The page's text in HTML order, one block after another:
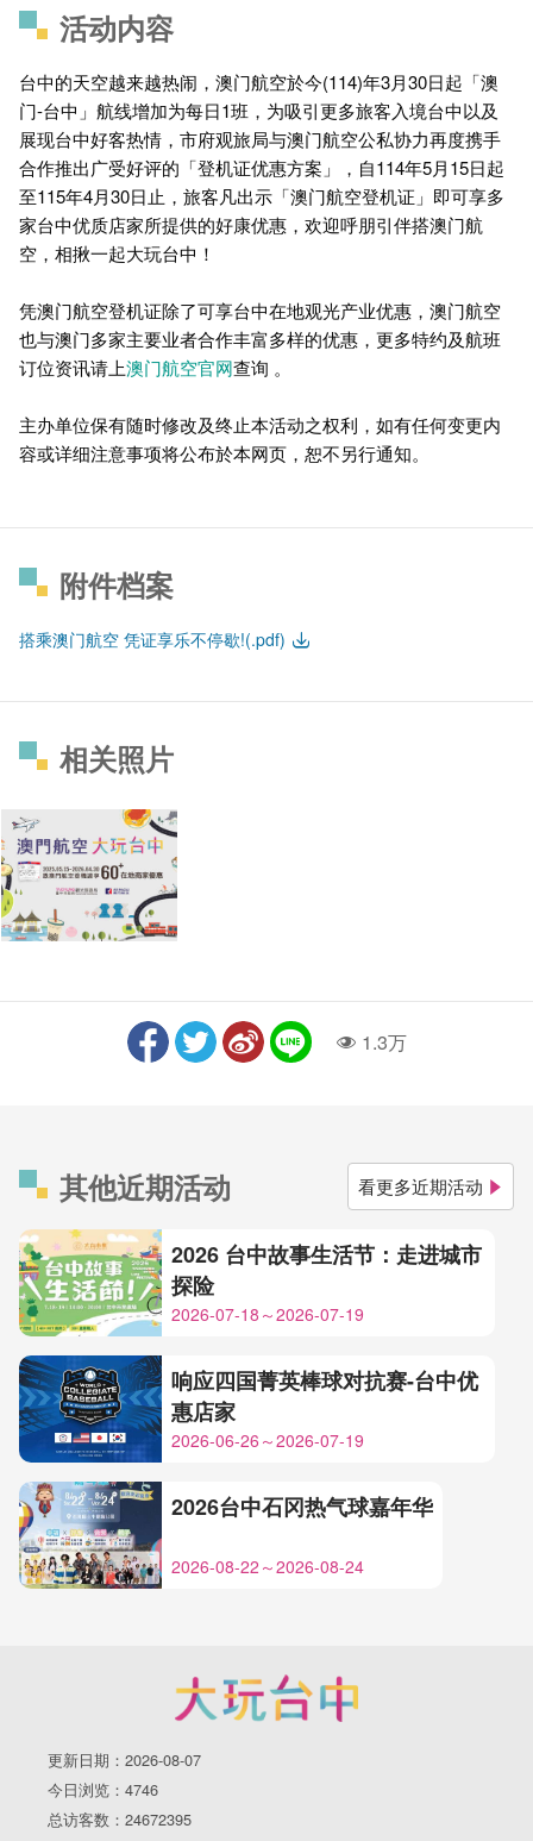
活动内容
台中的天空越来越热闹，澳门航空於今(114)年3月30日起「澳
门-台中」航线增加为每日1班，为吸引更多旅客入境台中以及
展现台中好客热情，市府观旅局与澳门航空公私协力再度携手
合作推出广受好评的「登机证优惠方案」，自114年5月15日起
至115年4月30日止，旅客凡出示「澳门航空登机证」即可享多
家台中优质店家所提供的好康优惠，欢迎呼朋引伴搭澳门航
空，相揪一起大玩台中！
凭澳门航空登机证除了可享台中在地观光产业优惠，澳门航空
也与澳门多家主要业者合作丰富多样的优惠，更多特约及航班
订位资讯请上澳门航空官网查询 。
主办单位保有随时修改及终止本活动之权利，如有任何变更内
容或详细注意事项将公布於本网页，恕不另行通知。
附件档案
搭乘澳门航空 凭证享乐不停歇!(.pdf)
相关照片
人气1.3万
其他近期活动 看更多近期活动
2026 台中故事生活节：走进城市
探险
2026-07-18～2026-07-19
响应四国菁英棒球对抗赛-台中优
惠店家
2026-06-26～2026-07-19
2026台中石冈热气球嘉年华
2026-08-22～2026-08-24
更新日期：2026-08-07
今日浏览：4746
总访客数：24672395